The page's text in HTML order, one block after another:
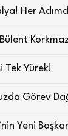
Her
Tek Yürek!
Görev
Yeni